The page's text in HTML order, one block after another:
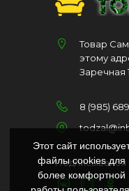
Товар
этому
Заречная
8 (985)
Подписывайся
Этот сайт
файлы cookies для
более комфортной